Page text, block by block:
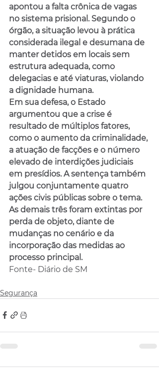
apontou a falta crônica de vagas
no sistema prisional. Segundo o
órgão, a situação levou à prática
considerada ilegal e desumana de
manter detidos em locais sem
estrutura adequada, como
delegacias e até viaturas, violando
a dignidade humana.
Em sua defesa, o Estado
argumentou que a crise é
resultado de múltiplos fatores,
como o aumento da criminalidade,
a atuação de facções e o número
elevado de interdições judiciais
em presídios. A sentença também
julgou conjuntamente quatro
ações civis públicas sobre o tema.
As demais três foram extintas por
perda de objeto, diante de
mudanças no cenário e da
incorporação das medidas ao
processo principal.
Fonte- Diário de SM
Segurança